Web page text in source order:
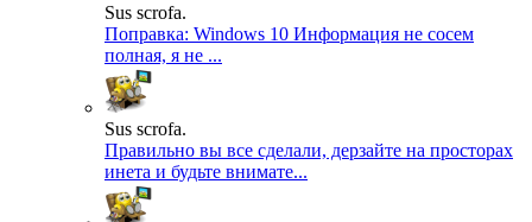
Sus scrofa.
Поправка: Windows 10 Информация не сосем
полная, я не ...
Sus scrofa.
Правильно вы все сделали, дерзайте на просторах
инета и будьте внимате...